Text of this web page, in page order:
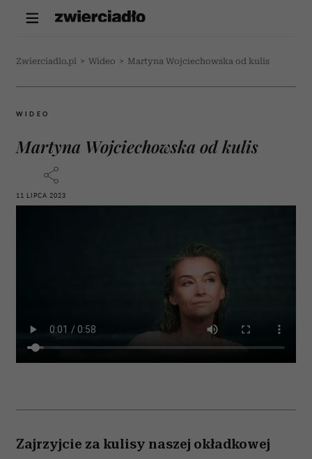
Zwierciadlo.pl > Wideo > Martyna Wojciechowska od kulis
WIDEO
Martyna Wojciechowska od kulis
11 LIPCA 2023
Zajrzyjcie za kulisy naszej okładkowej